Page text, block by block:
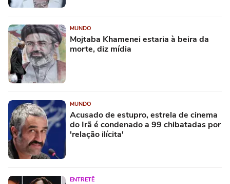
MUNDO
Mojtaba Khamenei estaria à beira da
morte, diz mídia
MUNDO
Acusado de estupro, estrela de cinema
do Irã é condenado a 99 chibatadas por
'relação ilícita'
ENTRETÊ